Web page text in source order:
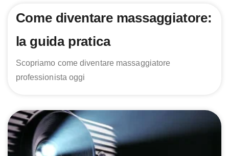
Come diventare massaggiatore:
la guida pratica
Scopriamo come diventare massaggiatore
professionista oggi